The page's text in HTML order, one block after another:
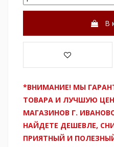
В
*ВНИМАНИЕ! МЫ
ТОВАРА И ЛУЧШУЮ
МАГАЗИНОВ Г.
НАЙДЕТЕ ДЕШЕВЛЕ,
ПРИЯТНЫЙ И